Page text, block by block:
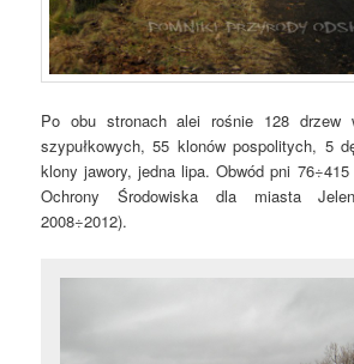
Po obu stronach alei rośnie 128
szypułkowych, 55 klonów pospolitych, 5
klony jawory, jedna lipa. Obwód pni
Ochrony Środowiska dla miasta
2008÷2012).